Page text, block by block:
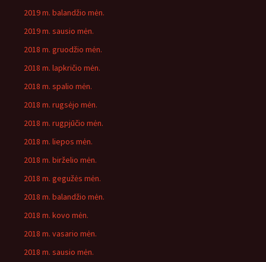
2019 m. balandžio mėn.
2019 m. sausio mėn.
2018 m. gruodžio mėn.
2018 m. lapkričio mėn.
2018 m. spalio mėn.
2018 m. rugsėjo mėn.
2018 m. rugpjūčio mėn.
2018 m. liepos mėn.
2018 m. birželio mėn.
2018 m. gegužės mėn.
2018 m. balandžio mėn.
2018 m. kovo mėn.
2018 m. vasario mėn.
2018 m. sausio mėn.